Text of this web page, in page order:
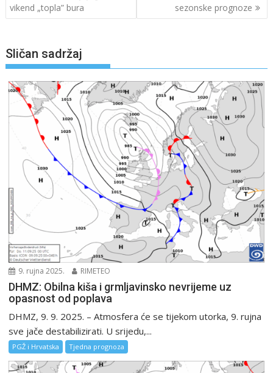
objava
vikend „topla” bura
sezonske prognoze
Sličan sadržaj
9. rujna 2025. RIMETEO
DHMZ: Obilna kiša i grmljavinsko nevrijeme uz
opasnost od poplava
DHMZ, 9. 9. 2025. – Atmosfera će se tijekom utorka, 9. rujna
sve jače destabilizirati. U srijedu,...
PGŽ i Hrvatska Tjedna prognoza